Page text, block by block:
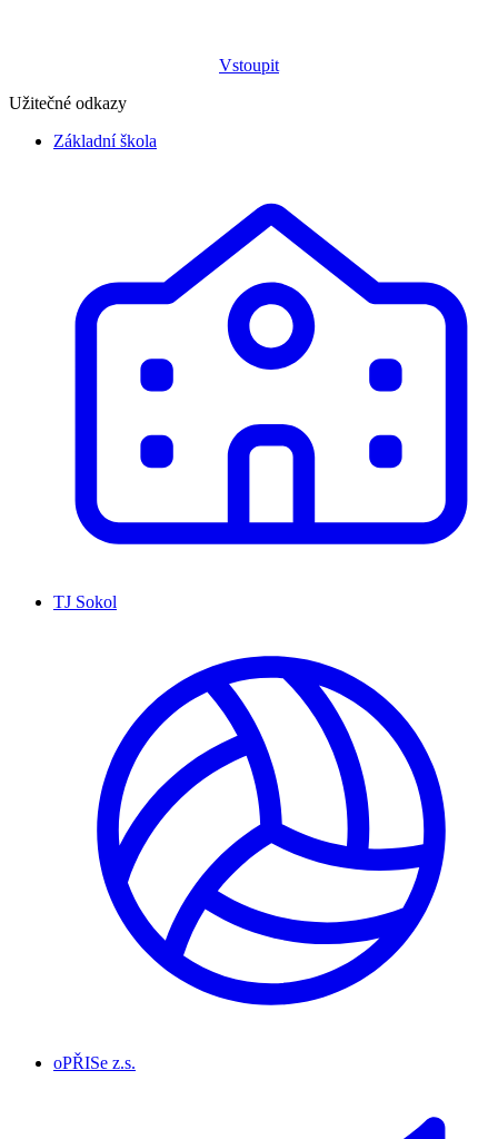
Vstoupit
Užitečné odkazy
Základní škola
TJ Sokol
oPŘISe z.s.